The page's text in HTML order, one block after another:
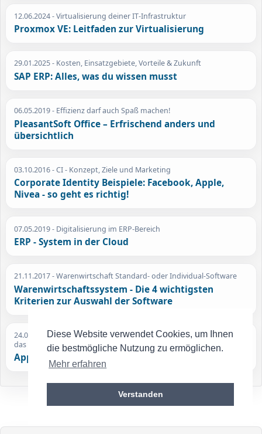
Diese Website verwendet Cookies, um Ihnen
die bestmögliche Nutzung zu ermöglichen.
Mehr erfahren
Verstanden
12.06.2024- Virtualisierung deiner IT-Infrastruktur
Proxmox VE: Leitfaden zur Virtualisierung
29.01.2025- Kosten, Einsatzgebiete, Vorteile & Zukunft
SAP ERP: Alles, was du wissen musst
06.05.2019- Effizienz darf auch Spaß machen!
PleasantSoft Office – Erfrischend anders und
übersichtlich
03.10.2016- CI - Konzept, Ziele und Marketing
Corporate Identity Beispiele: Facebook, Apple,
Nivea - so geht es richtig!
07.05.2019- Digitalisierung im ERP-Bereich
ERP - System in der Cloud
21.11.2017- Warenwirtschaft Standard- oder Individual-Software
Warenwirtschaftssystem - Die 4 wichtigsten
Kriterien zur Auswahl der Software
24.09.2019- iPhone 5 kommt erst 2012 - Apple veröffentlicht 2011
das iPhone 4S
Apple Kurznachrichten Retrospektive